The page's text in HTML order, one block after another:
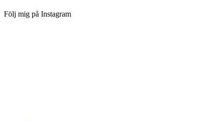
Följ mig på Instagram